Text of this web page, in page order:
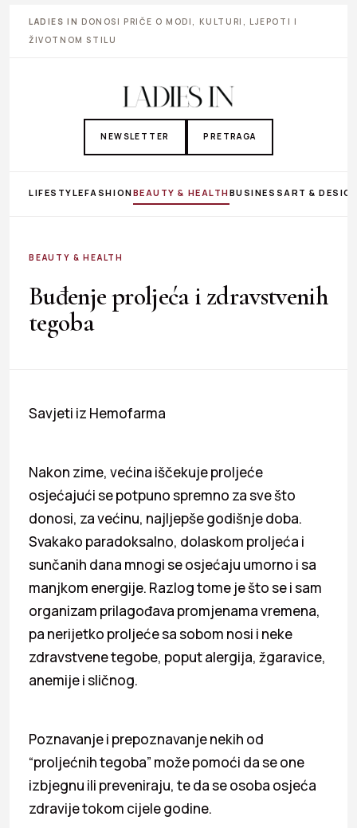
LADIES IN DONOSI PRIČE O MODI, KULTURI, LJEPOTI I
ŽIVOTNOM STILU
NEWSLETTER PRETRAGA
LIFESTYLEFASHIONBEAUTY & HEALTHBUSINESS ART &
BEAUTY & HEALTH
Buđenje proljeća i zdravstvenih
tegoba
Savjeti iz Hemofarma
Nakon zime, većina iščekuje proljeće
osjećajući se potpuno spremno za sve što
donosi, za većinu, najljepše godišnje doba.
Svakako paradoksalno, dolaskom proljeća i
sunčanih dana mnogi se osjećaju umorno i sa
manjkom energije. Razlog tome je što se i sam
organizam prilagođava promjenama vremena,
pa nerijetko proljeće sa sobom nosi i neke
zdravstvene tegobe, poput alergija, žgaravice,
anemije i sličnog.
Poznavanje i prepoznavanje nekih od
“proljećnih tegoba” može pomoći da se one
izbjegnu ili preveniraju, te da se osoba osjeća
zdravije tokom cijele godine.